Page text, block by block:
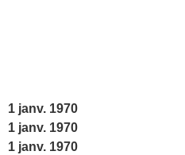
1 janv. 1970
1 janv. 1970
1 janv. 1970